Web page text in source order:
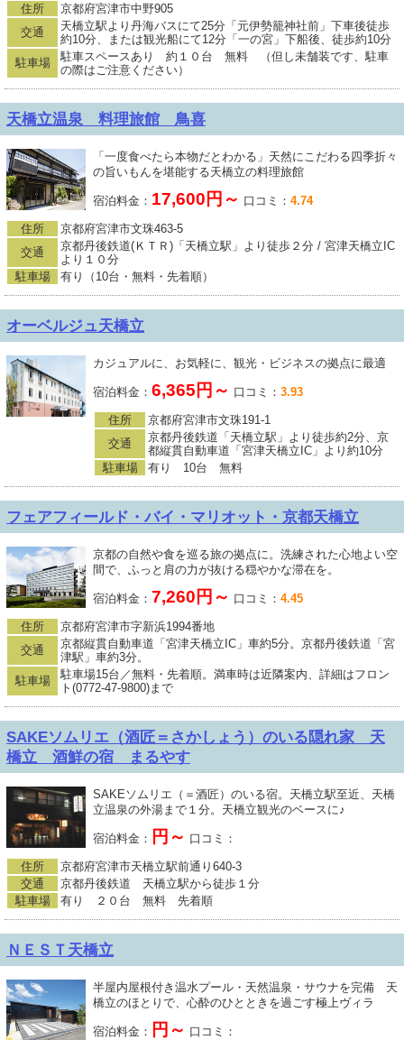
住所
京都府宮津市中野905
交通
天橋立駅より丹海バスにて25分「元伊勢籠神社前」下車後徒歩
約10分、または観光船にて12分「一の宮」下船後、徒歩約10分
駐車場
駐車スペースあり 約１０台 無料 （但し未舗装です、駐車
の際はご注意ください）
天橋立温泉 料理旅館 鳥喜
「一度食べたら本物だとわかる」天然にこだわる四季折々
の旨いもんを堪能する天橋立の料理旅館
宿泊料金： 17,600円～ 口コミ： 4.74
住所
京都府宮津市文珠463-5
交通
京都丹後鉄道(ＫＴＲ)「天橋立駅」より徒歩２分 / 宮津天橋立IC
より１０分
駐車場
有り（10台・無料・先着順）
オーベルジュ天橋立
カジュアルに、お気軽に、観光・ビジネスの拠点に最適
宿泊料金： 6,365円～ 口コミ： 3.93
住所
京都府宮津市文珠191-1
交通
京都丹後鉄道「天橋立駅」より徒歩約2分、京
都縦貫自動車道「宮津天橋立IC」より約10分
駐車場
有り 10台 無料
フェアフィールド・バイ・マリオット・京都天橋立
京都の自然や食を巡る旅の拠点に。洗練された心地よい空
間で、ふっと肩の力が抜ける穏やかな滞在を。
宿泊料金： 7,260円～ 口コミ： 4.45
住所
京都府宮津市字新浜1994番地
交通
京都縦貫自動車道「宮津天橋立IC」車約5分。京都丹後鉄道「宮
津駅」車約3分。
駐車場
駐車場15台／無料・先着順。満車時は近隣案内、詳細はフロン
ト(0772-47-9800)まで
SAKEソムリエ（酒匠＝さかしょう）のいる隠れ家 天
橋立 酒鮮の宿 まるやす
SAKEソムリエ（＝酒匠）のいる宿。天橋立駅至近、天橋
立温泉の外湯まで１分。天橋立観光のベースに♪
宿泊料金： 円～ 口コミ：
住所
京都府宮津市天橋立駅前通り640-3
交通
京都丹後鉄道 天橋立駅から徒歩１分
駐車場
有り ２０台 無料 先着順
ＮＥＳＴ天橋立
半屋内屋根付き温水プール・天然温泉・サウナを完備 天
橋立のほとりで、心酔のひとときを過ごす極上ヴィラ
宿泊料金： 円～ 口コミ：